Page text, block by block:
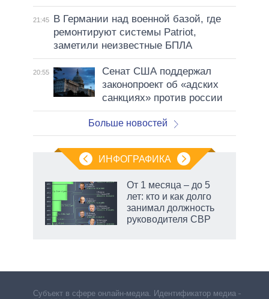
21:45
В Германии над военной базой, где
ремонтируют системы Patriot,
заметили неизвестные БПЛА
20:55
Сенат США поддержал
законопроект об «адских
санкциях» против россии
Больше новостей
ИНФОГРАФИКА
От 1 месяца – до 5
лет: кто и как долго
занимал должность
руководителя СВР
Субъект в сфере онлайн-медиа. Идентификатор медиа –